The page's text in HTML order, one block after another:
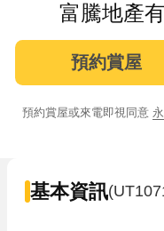
富騰地產
預約賞屋
預約賞屋或來電即視同意
基本資訊